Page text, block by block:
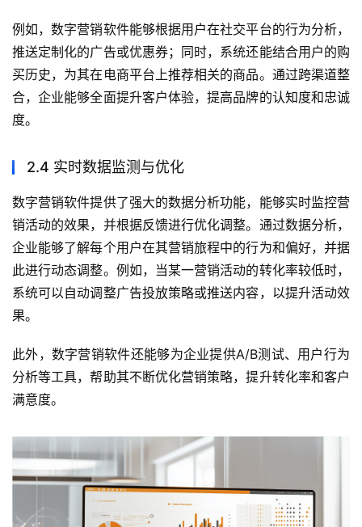
例如，数字营销软件能够根据用户在社交平台的行为分析，
推送定制化的广告或优惠券；同时，系统还能结合用户的购
买历史，为其在电商平台上推荐相关的商品。通过跨渠道整
合，企业能够全面提升客户体验，提高品牌的认知度和忠诚
度。
2.4 实时数据监测与优化
数字营销软件提供了强大的数据分析功能，能够实时监控营
销活动的效果，并根据反馈进行优化调整。通过数据分析，
企业能够了解每个用户在其营销旅程中的行为和偏好，并据
此进行动态调整。例如，当某一营销活动的转化率较低时，
系统可以自动调整广告投放策略或推送内容，以提升活动效
果。
此外，数字营销软件还能够为企业提供A/B测试、用户行为
分析等工具，帮助其不断优化营销策略，提升转化率和客户
满意度。